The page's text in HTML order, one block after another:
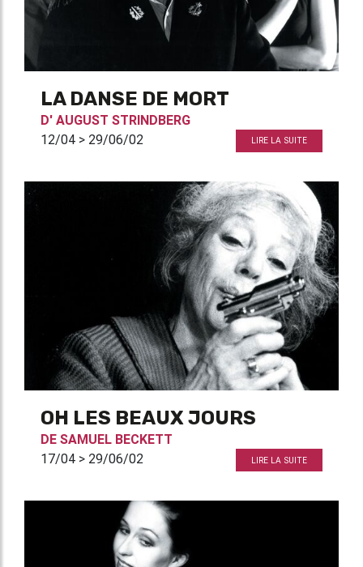
LA DANSE DE MORT
D' AUGUST STRINDBERG
12/04 > 29/06/02
LIRE LA SUITE
OH LES BEAUX JOURS
DE SAMUEL BECKETT
17/04 > 29/06/02
LIRE LA SUITE